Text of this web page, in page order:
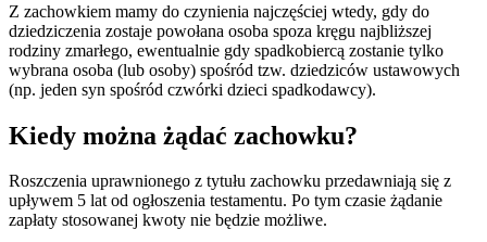
Z zachowkiem mamy do czynienia najczęściej wtedy, gdy do
dziedziczenia zostaje powołana osoba spoza kręgu najbliższej
rodziny zmarłego, ewentualnie gdy spadkobiercą zostanie tylko
wybrana osoba (lub osoby) spośród tzw. dziedziców ustawowych
(np. jeden syn spośród czwórki dzieci spadkodawcy).
Kiedy można żądać zachowku?
Roszczenia uprawnionego z tytułu zachowku przedawniają się z
upływem 5 lat od ogłoszenia testamentu. Po tym czasie żądanie
zapłaty stosowanej kwoty nie będzie możliwe.